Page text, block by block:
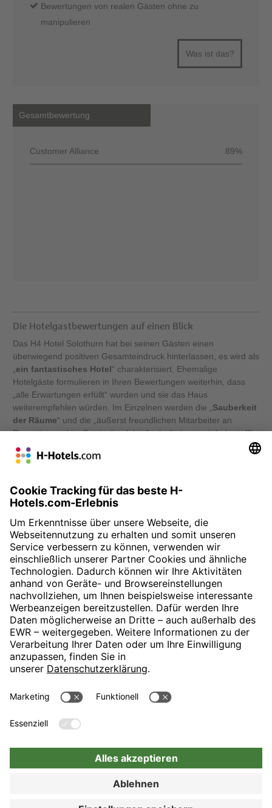
Bewertungen von realen Gästen ohne zu
manipulieren
Was ist das?
Gesamtbewertung
Customer Alliance 89%
Die Hotelgastbewertungen auf einen Blick
Das H4 Hotel Solothurn hat bei seinen Gästen einen
überwiegend positiven Gesamteindruck hinterlassen, es wird als
„ein fantastisches Hotel“ charakterisiert. Ehemalige
Hotelgäste formulieren in Ihren Bewertungen weiterhin, dass
„alle Erwartungen erfüllt“ wurden und sie das Haus
weiterempfehlen würden. Im Einzelnen werden die „Sauberkeit
der Räume“ und die „äußerst freundlichen Mitarbeiter an
Rezeption und im Service“ gelobt. Auch die Lage wird als „toll“
oder gar „
erreichbar“. Neben dem „
Anklang. Insgesamt fühle man sich im H4 Hotel Solothurn „gut
aufgehoben und freundlich behandelt“.
» Zur Buchung
Folgt H-Hotels.com für News und Infos auf folgenden Seiten